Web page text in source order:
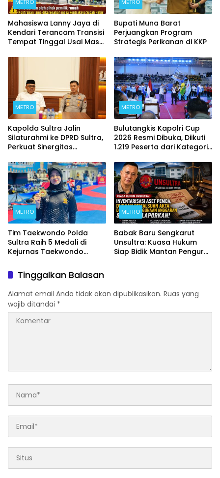
METRO
Mahasiswa Lanny Jaya di
Kendari Terancam Transisi
Tempat Tinggal Usai Masa
METRO
Bupati Muna Barat
Perjuangkan Program
Strategis Perikanan di KKP
METRO
Kapolda Sultra Jalin
Silaturahmi ke DPRD Sultra,
Perkuat Sinergitas
Kemajuan Daerah
METRO
Bulutangkis Kapolri Cup
2026 Resmi Dibuka, Diikuti
1.219 Peserta dari Kategori
METRO
Tim Taekwondo Polda
Sultra Raih 5 Medali di
Kejurnas Taekwondo
METRO
Babak Baru Sengkarut
Unsultra: Kuasa Hukum
Siap Bidik Mantan Pengurus
Tinggalkan Balasan
Alamat email Anda tidak akan dipublikasikan. Ruas yang
wajib ditandai *